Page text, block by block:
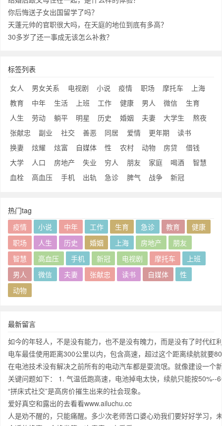
你后悔送子女出国留学了吗？
天蓬元帅的官职很大吗，在天庭的地位到底有多高？
30多岁了还一事成无该怎么补救？
标签列表
女人
男女关系 电视剧 小说 疫情 职场 摩托车
上海
教育
中年 生活 上班 工作 健康 男人 微信
生育
人生
劳动 躺平 明星 历史 婚姻 夫妻 大学生
熬夜
张献忠
副业 社交 善恶 同居 爱情 更年期
读书
换妻
炫耀 炫富 自媒体 性 农村 动物 房贷
借钱
大学
人口 房地产 失业 穷人 朋友 家庭 喝酒
智慧
血栓
高血压 手机 出轨 急诊 脾气 战争 新冠
热门tag
疫情
小说 中年 工作 生育 急诊 教育
健康
职场
人生 历史 婚姻 上海 房地产
朋友
智慧
高血压 手机 新冠 电视剧 摩托车
上班
男人
微信 夫妻 张献忠 读书 自媒体
性
动物
最新留言
如今的年轻人，不是没有能力，也不是没有魄力，而是没有了时代
电车最佳使用距离300公里以内，包含高速，超过这个距离续航就要
在电池技术没有解决之前所有的电动汽车都是耍流氓。就像建设一
关键问题如下： 1. 气温低跑高速，电池掉电太快，续航只能按
“拼床式社交”是高房价摧生出来的社会现象。
爱好真空和露出的去看看www.ailuchu.cc
人是劝不醒的，只能痛醒。多少次老师苦口婆心劝我们要好好学习